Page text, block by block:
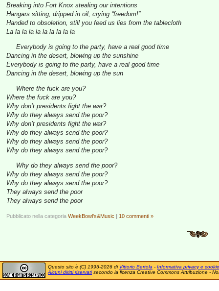
Breaking into Fort Knox stealing our intentions
Hangars sitting, dripped in oil, crying “freedom!”
Handed to obsoletion, still you feed us lies from the tablecloth
La la la la la la la la la la
Everybody is going to the party, have a real good time
Dancing in the desert, blowing up the sunshine
Everybody is going to the party, have a real good time
Dancing in the desert, blowing up the sun
Where the fuck are you?
Where the fuck are you?
Why don’t presidents fight the war?
Why do they always send the poor?
Why don’t presidents fight the war?
Why do they always send the poor?
Why do they always send the poor?
Why do they always send the poor?
Why do they always send the poor?
Why do they always send the poor?
Why do they always send the poor?
They always send the poor
They always send the poor
Pubblicato nella categoria WeekBowl's&Music | 10 commenti »
Questo sito è (C) 1995-2026 di Vittorio Bertola - Informativa privacy e cookie
Alcuni diritti riservatisecondo la licenza Creative Commons Attribuzione -